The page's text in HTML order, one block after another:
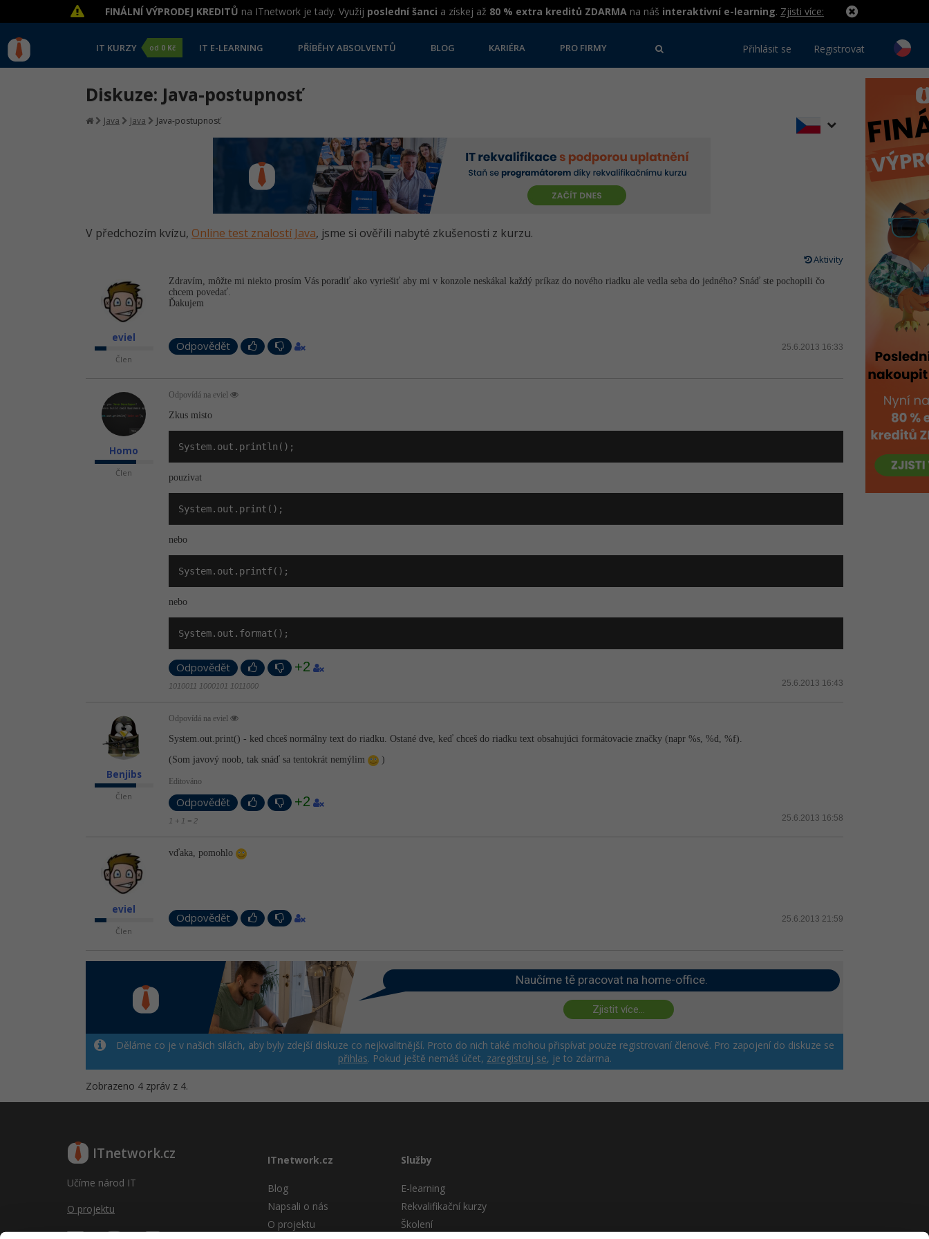
FINÁLNÍ VÝPRODEJ KREDITŮ na ITnetwork je tady. Využij poslední šanci a získej až 80 % extra kreditů ZDARMA na náš interaktivní e-learning. Zjisti více:
IT KURZY od 0 Kč IT E-LEARNING PŘÍBĚHY ABSOLVENTŮ BLOG KARIÉRA PRO FIRMY Přihlásit se Registrovat
Diskuze: Java-postupnosť
Java Java Java-postupnosť
V předchozím kvízu, Online test znalostí Java, jsme si ověřili nabyté zkušenosti z kurzu.
Aktivity
eviel
Člen
Zdravím, môžte mi niekto prosím Vás poradiť ako vyriešiť aby mi v konzole neskákal každý príkaz do nového riadku ale vedla seba do jedného? Snáď ste pochopili čo
chcem povedať.
Ďakujem
Odpovědět 25.6.2013 16:33
Homo
Člen
Odpovídá na eviel
Zkus misto
System.out.println();
pouzivat
System.out.print();
nebo
System.out.printf();
nebo
System.out.format();
Odpovědět +2
25.6.2013 16:43
1010011 1000101 1011000
Benjibs
Člen
Odpovídá na eviel
System.out.print() - ked chceš normálny text do riadku. Ostané dve, keď chceš do riadku text obsahujúci formátovacie značky (napr %s, %d, %f).
(Som javový noob, tak snáď sa tentokrát nemýlim
)
Editováno
Odpovědět +2
25.6.2013 16:58
1 + 1 = 2
eviel
Člen
vďaka, pomohlo
Odpovědět 25.6.2013 21:59
Naučíme tě pracovat na home-office.
Zjistit více...
Děláme co je v našich silách, aby byly zdejší diskuze co nejkvalitnější. Proto do nich také mohou přispívat pouze registrovaní členové. Pro zapojení do diskuze se
přihlas. Pokud ještě nemáš účet, zaregistruj se, je to zdarma.
Zobrazeno 4 zpráv z 4.
ITnetwork.cz
Učíme národ IT
O projektu
ITnetwork.cz
Blog
Napsali o nás
O projektu
Služby
E-learning
Rekvalifikační kurzy
Školení